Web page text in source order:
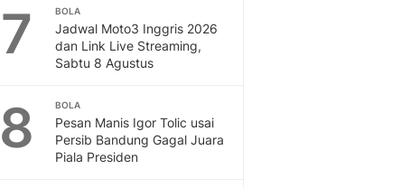
7 BOLA
Jadwal Moto3 Inggris 2026
dan Link Live Streaming,
Sabtu 8 Agustus
8 BOLA
Pesan Manis Igor Tolic usai
Persib Bandung Gagal Juara
Piala Presiden